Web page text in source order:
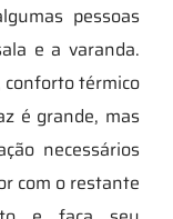
pessoas
e a varanda.
conforto térmico
é grande, mas
necessários
com o restante